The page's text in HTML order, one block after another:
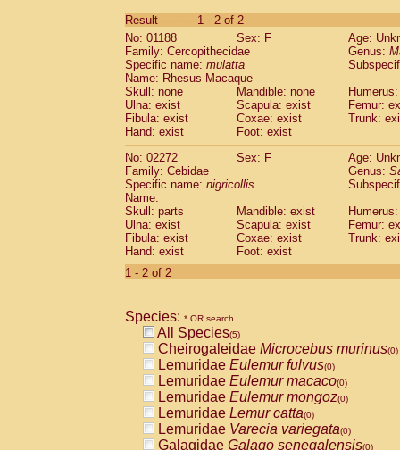
CebidaeSaguinus labiatus(0)
Cebidae Saguinus leucopus (0)
CebidaeSaguinus midas
CebidaeSaguinus mystax
Cebidae Saguinus nigricollis (1)
Cebidae Saguinus oedipus
Cebidae Saguinus weddelli
Cebidae Saguinusspp.
Cebidae Aotus trivirgatus
Cebidae
CebidaeCebus apella
Cebidae
Cebidae Cebus nigrivittatus
Cebidae Cebusspp.(0)
Cebidae Saimiri boliviensis
CebidaeSaimiri sciureus(0)
AtelidaeAlouatta caraya(0)
Atelidae Alouatta seniculus
AtelidaeAlouatta
AtelidaeAteles belzebuth(0)
AtelidaeAteles geoffroyi(0)
AtelidaeAteles paniscus(0)
AtelidaeAtelesspp. (0)
AtelidaeLagothrix lagothricha
AtelidaeLagothrix lagothricha cana
PitheciidaeCacajao calvus
Result-----------1 - 2 of 2
No: 01188
Sex: F
Age:
Family: Cercopithecidae
Genus:
Specific name: mulatta
Name: Rhesus Macaque
Skull: none
Mandible: none
Ulna: exist
Scapula: exist
Femur:
Fibula: exist
Coxae: exist
Trunk:
Hand: exist
Foot: exist
No: 02272
Sex: F
Age:
Family: Cebidae
Genus:
Specific name: nigricollis
Name:
Skull: parts
Mandible: exist
Ulna: exist
Scapula: exist
Femur:
Fibula: exist
Coxae: exist
Trunk:
Hand: exist
Foot: exist
1 - 2 of 2
Species: * OR search
All Species(5)
Cheirogaleidae Microcebus murinus(0)
Lemuridae Eulemur fulvus(0)
Lemuridae Eulemur macaco(0)
Lemuridae Eulemur mongoz(0)
Lemuridae Lemur catta(0)
Lemuridae Varecia variegata(0)
Galagidae Galago senegalensis(0)